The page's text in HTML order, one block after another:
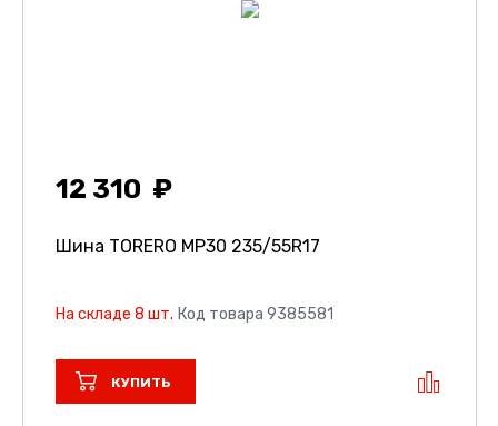
12 310
Шина TORERO MP30 235/55R17
На складе 8 шт. Код товара 9385581
КУПИТЬ